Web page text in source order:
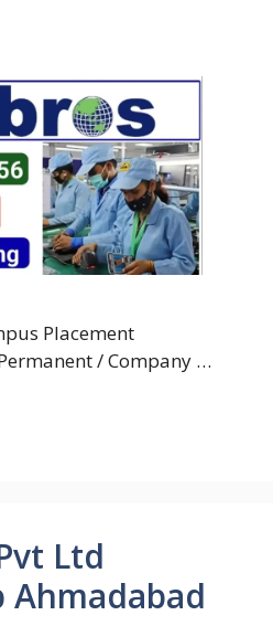
Placement
/ Company …
Ltd
Ahmadabad